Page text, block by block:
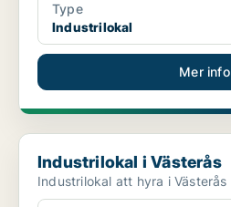
Type
Industrilokal
Mer info
Industrilokal i Västerås
Industrilokal i Västerås
Industrilokal att hyra i Västerås